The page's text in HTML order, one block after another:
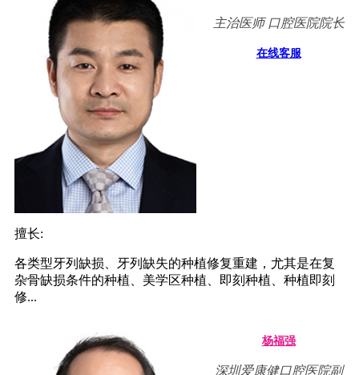
主治医师 口腔医院院长
在线客服
擅长:
各类型牙列缺损、牙列缺失的种植修复重建，尤其是在复
杂骨缺损条件的种植、美学区种植、即刻种植、种植即刻
修...
杨福强
深圳爱康健口腔医院副